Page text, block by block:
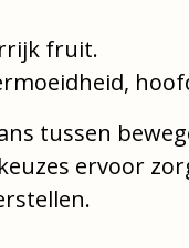
fruit.
tussen
ervoor